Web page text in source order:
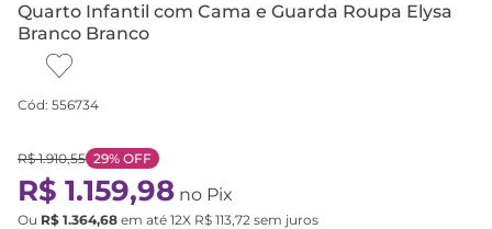
Quarto Infantil com Cama e Guarda Roupa Elysa
Branco Branco
Cód: 556734
R$ 1.910,55 29% OFF
R$ 1.159,98 no Pix
Ou R$ 1.364,68 em até 12X R$ 113,72 sem juros